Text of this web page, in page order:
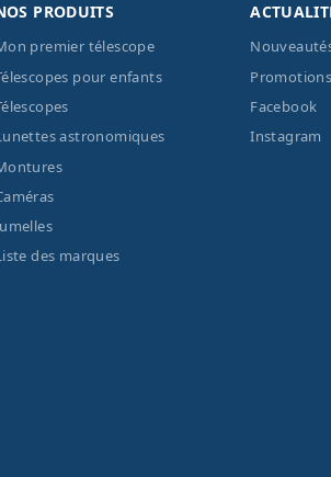
PRODUITS
premier télescope
pour enfants
astronomiques
des marques
Promotions
Facebook
Instagram